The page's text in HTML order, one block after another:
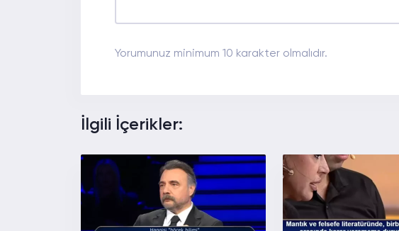
Yorumunuz minimum 10 karakter olmalıdır.
İlgili İçerikler: